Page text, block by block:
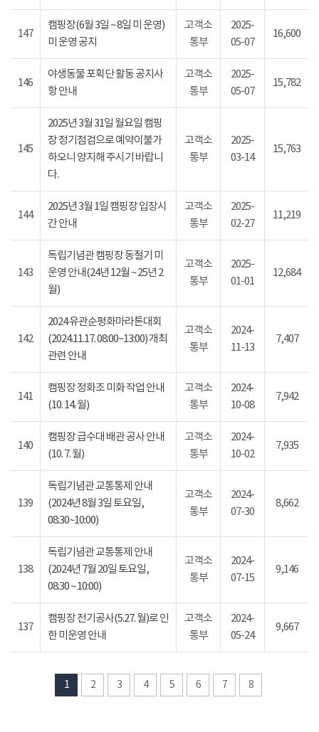
147
캠핑장(6월 3일 ~ 8일 미 운영)
미 운영 공지
고객소
통부
2025-
05-07
16,600
146
야생동물 포획단 활동 공지사
항 안내
고객소
통부
2025-
05-07
15,782
145
2025년 3월 31일 월요일 캠핑
장 정기점검으로 예약이불가
하오니 양지해 주시기 바랍니
다.
고객소
통부
2025-
03-14
15,763
144
2025년 3월 1일 캠핑장 입장시
간 안내
고객소
통부
2025-
02-27
11,219
143
독립기념관 캠핑장 동절기 미
운영 안내(24년 12월 ~ 25년 2
월)
고객소
통부
2025-
01-01
12,684
142
2024 유관순평화마라톤대회
(2024.11.17. 08:00~13:00) 개최
관련 안내
고객소
통부
2024-
11-13
7,407
141
캠핑장 정화조 미화 작업 안내
(10. 14. 월)
고객소
통부
2024-
10-08
7,942
140
캠핑장 급수대 배관 공사 안내
(10. 7. 월)
고객소
통부
2024-
10-02
7,935
139
독립기념관 교통통제 안내
(2024년 8월 3일 토요일,
08:30~10:00)
고객소
통부
2024-
07-30
8,662
138
독립기념관 교통통제 안내
(2024년 7월 20일 토요일,
08:30 ~ 10:00)
고객소
통부
2024-
07-15
9,146
137
캠핑장 전기공사(5.27. 월)로 인
한 미운영 안내
고객소
통부
2024-
05-24
9,667
1 2 3 4 5 6 7 8